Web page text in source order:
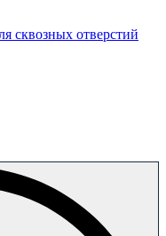
сквозных отверстий